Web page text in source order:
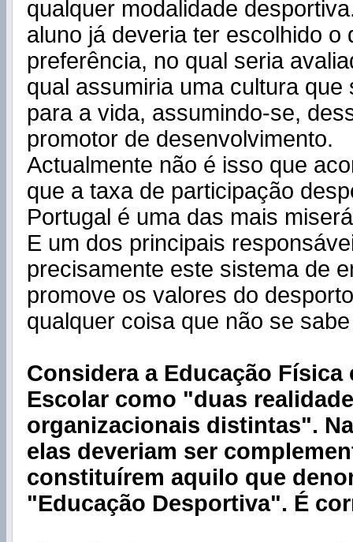
qualquer modalidade
aluno já deveria ter escolhido o
preferência, no qual seria
qual assumiria uma cultura que
para a vida, assumindo-se,
promotor de desenvolvimento.
Actualmente não é isso que
que a taxa de participação
Portugal é uma das mais
E um dos principais
precisamente este sistema de
promove os valores do
qualquer coisa que não se
Considera a Educação Física
Escolar como "duas
organizacionais distintas".
elas deveriam ser
constituírem aquilo que
"Educação Desportiva". É